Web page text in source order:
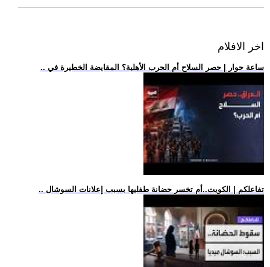
اخر الافلام
.. ساعة حوار | حصر السلاح أم الحرب الأهلية؟ المقايضة الخطيرة في
.. تفاعلكم | الكويت..أم تخسر حضانة طفليها بسبب إعلانات السوشال